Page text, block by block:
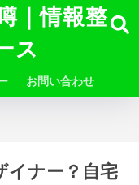
｜情報整
ス
お問い合わせ
イナー？自宅